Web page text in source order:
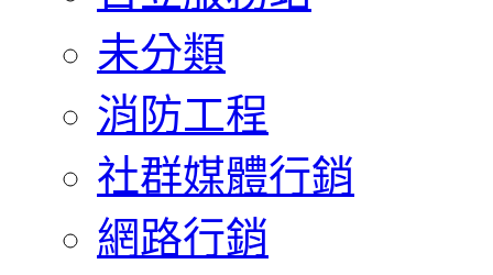
未分類
消防工程
社群媒體行銷
網路行銷